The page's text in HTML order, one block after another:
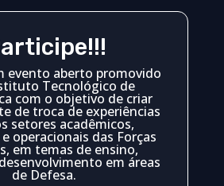
evento aberto promovido
Tecnológico de
com o objetivo de criar
de troca de experiências
setores acadêmicos,
operacionais das Forças
em temas de ensino,
em áreas
de Defesa.